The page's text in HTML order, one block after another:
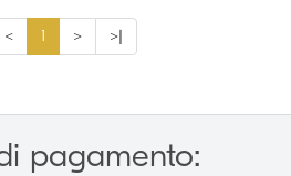
< 1 > >|
pagamento: